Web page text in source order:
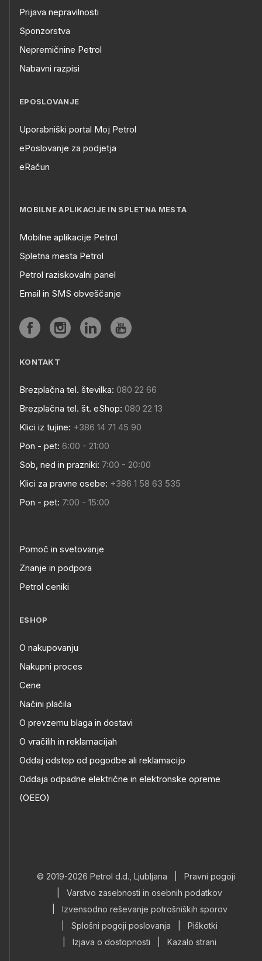
Prijava nepravilnosti
Sponzorstva
Nepremičnine Petrol
Nabavni razpisi
EPOSLOVANJE
Uporabniški portal Moj Petrol
ePoslovanje za podjetja
eRačun
MOBILNE APLIKACIJE IN SPLETNA MESTA
Mobilne aplikacije Petrol
Spletna mesta Petrol
Petrol raziskovalni panel
Email in SMS obveščanje
KONTAKT
Brezplačna tel. številka: 080 22 66
Brezplačna tel. št. eShop: 080 22 13
Klici iz tujine: +386 14 71 45 90
Pon - pet: 6:00 - 21:00
Sob, ned in prazniki: 7:00 - 20:00
Klici za pravne osebe: +386 1 58 63 535
Pon - pet: 7:00 - 15:00
Pomoč in svetovanje
Znanje in podpora
Petrol ceniki
ESHOP
O nakupovanju
Nakupni proces
Cene
Načini plačila
O prevzemu blaga in dostavi
O vračilih in reklamacijah
Oddaj odstop od pogodbe ali reklamacijo
Oddaja odpadne električne in elektronske opreme
(OEEO)
© 2019-2026 Petrol d.d., Ljubljana
Pravni pogoji
Varstvo zasebnosti in osebnih podatkov
Izvensodno reševanje potrošniških sporov
Splošni pogoji poslovanja
Piškotki
Izjava o dostopnosti Kazalo strani